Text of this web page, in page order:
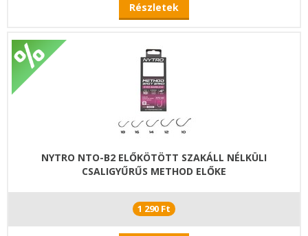
Részletek
NYTRO NTO-B2 ELŐKÖTÖTT SZAKÁLL NÉLKÜLI
CSALIGYŰRŰS METHOD ELŐKE
1 290 Ft